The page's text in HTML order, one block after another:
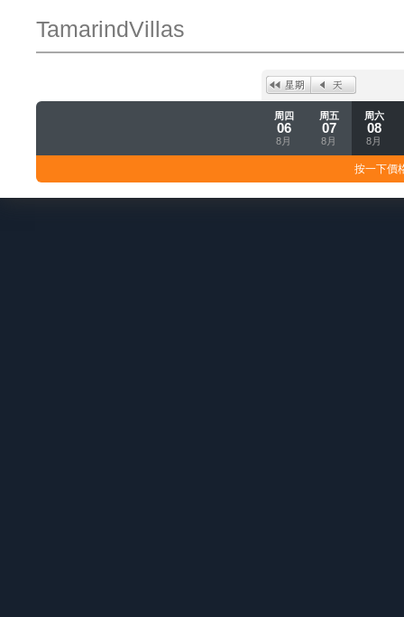
TamarindVillas
周四
06
8月
周五
07
8月
周六
08
8月
按一下價